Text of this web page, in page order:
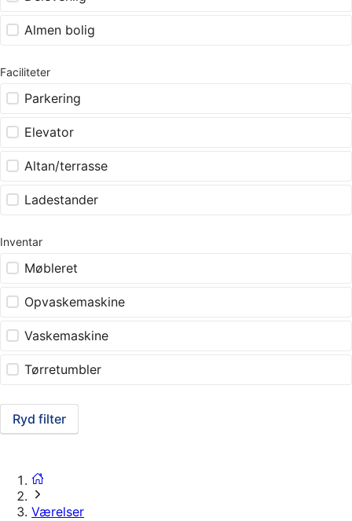
Almen bolig
Faciliteter
Parkering
Elevator
Altan/terrasse
Ladestander
Inventar
Møbleret
Opvaskemaskine
Vaskemaskine
Tørretumbler
Ryd filter
Værelser